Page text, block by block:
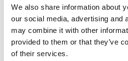
We also share information about
our social media, advertising and
may combine it with other
provided to them or that they’ve
of their services.
Kilométrage certifié